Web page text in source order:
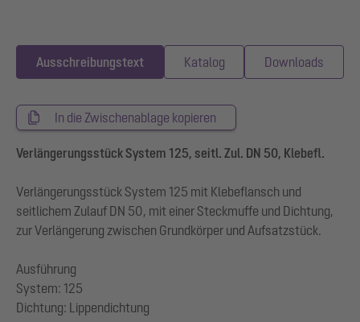
Ausschreibungstext Katalog Downloads
In die Zwischenablage kopieren
Verlängerungsstück System 125, seitl. Zul. DN 50, Klebefl.
Verlängerungsstück System 125 mit Klebeflansch und
seitlichem Zulauf DN 50, mit einer Steckmuffe und Dichtung,
zur Verlängerung zwischen Grundkörper und Aufsatzstück.
Ausführung
System: 125
Dichtung: Lippendichtung